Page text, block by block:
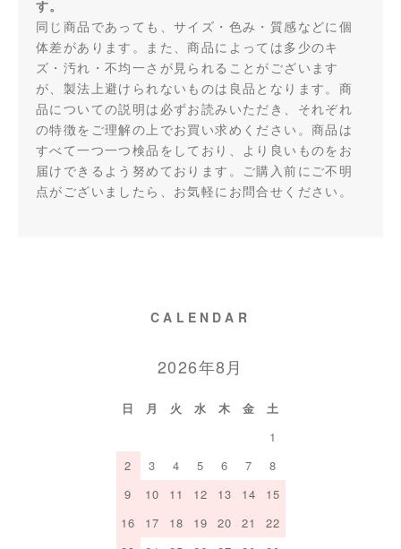
す。
同じ商品であっても、サイズ・色み・質感などに個
体差があります。また、商品によっては多少のキ
ズ・汚れ・不均一さが見られることがございます
が、製法上避けられないものは良品となります。商
品についての説明は必ずお読みいただき、それぞれ
の特徴をご理解の上でお買い求めください。商品は
すべて一つ一つ検品をしており、より良いものをお
届けできるよう努めております。ご購入前にご不明
点がございましたら、お気軽にお問合せください。
CALENDAR
2026年8月
日 月 火 水 木 金
土
1
2
3 4 5 6 7
8
9
10 11 12 13 14
15
16
17 18 19 20 21
22